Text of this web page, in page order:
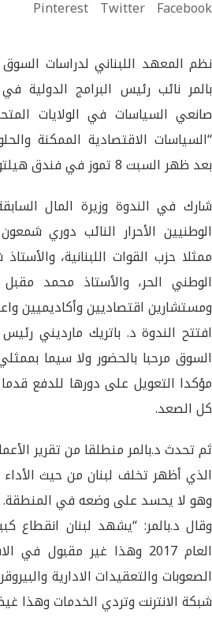
Facebook
Twitter
Pinterest
نظم المعهد اللبناني لدراسات
بالمر نائب رئيس البرامج الدولية
صانعي السياسات في الولايات
“السياسات الاقتصادية الممكنة
بعد ظهر السبت 8 تموز في فندق هيلتون.
شارك في الندوة وزيرة المال
الوطنيين الأحرار النائب دوري
ممثلا حزب القوات اللبنانية،
الوطني الحر، والأستاذ محمد مقبل
ومستشارين اقتصاديين وأكاديميين
افتتح الندوة د. باتريك مارديني
السوق مرحبا بالحضور ولا سيما بممثلي
مؤكدا التعويل على دورها للدفع
كل الصعد.
ثم تحدث د.بالمر منطلقا من تقرير
الذي أظهر تخلف لبنان من حيث
وهو لا يحسد على وضعه في المنطقة.
وقال د.بالمر: “يشهد لبنان انقطاع
العام 2017 وهذا غير
الصعوبات والتعقيدات الادارية
شبكة الانترنت وتردي الخدمات وهذا